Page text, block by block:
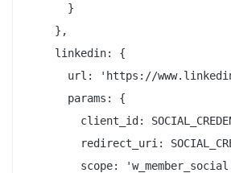
      }
    },
    linkedin: {
url: 'https://
      params: {
client_id:
redirect_uri:
scope: